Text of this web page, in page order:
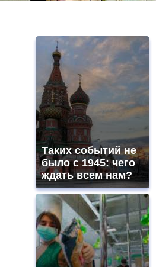
Таких событий не
было с 1945: чего
ждать всем нам?